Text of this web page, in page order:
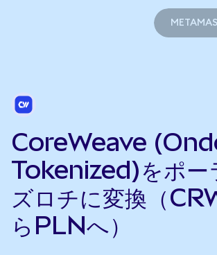
CoreWeave
Tokenized)をポー
ズロチに変換（
らPLNへ）